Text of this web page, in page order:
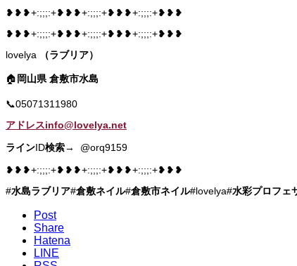
❥❥❥+:;;;:+❥❥❥+:;;;:+❥❥❥+:;;;:+❥❥❥
❥❥❥+:;;;:+❥❥❥+:;;;:+❥❥❥+:;;;:+❥❥❥
lovelya
（ラブリア）
🏠 岡山県 倉敷市水島
📞05071311980
アドレスinfo@lovelya.net
ラインID検索→ @orq9159
❥❥❥+:;;;:+❥❥❥+:;;;:+❥❥❥+:;;;:+❥❥❥
#水島ラブリア#倉敷ネイル#倉敷市ネイル#lovelya#水彩プロフェ
Post
Share
Hatena
LINE